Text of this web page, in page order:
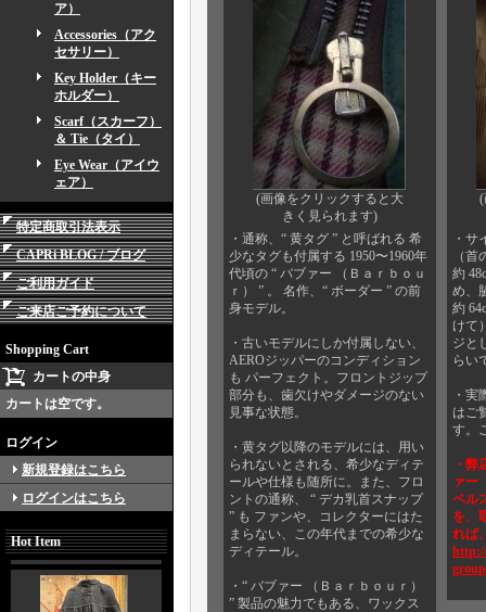
ア）
Accessories（アク
セサリー）
Key Holder（キー
ホルダー）
Scarf（スカーフ）
＆ Tie（タイ）
Eye Wear（アイウ
ェア）
特定商取引法表示
CAPRi BLOG / ブログ
ご利用ガイド
ご来店ご予約について
Shopping Cart
カートの中身
カートは空です。
ログイン
新規登録はこちら
ログインはこちら
Hot Item
(画像をクリックすると大
きく見られます)
・通称、“ 黄タグ ” と呼ばれる 希
少なタグも付属する 1950〜1960年
代頃の “ バブァー （Ｂａｒｂｏｕ
ｒ） ” 。 名作、“ ボーダー ” の前
身モデル。
・古いモデルにしか付属しない、
AEROジッパーのコンディション
も パーフェクト。フロントジップ
部分も、歯欠けやダメージのない
見事な状態。
・黄タグ以降のモデルには、用い
られないとされる、希少なディテ
ールや仕様も随所に。また、フロ
ントの通称、 “ デカ乳首スナップ
” も ファンや、コレクターにはた
まらない、この年代までの希少な
ディテール。
・“ バブァー （Ｂａｒｂｏｕｒ）
” 製品の魅力でもある、ワックス
(
・サ
（
約
め、
約
けて
ジと
らい
・実
はご
す。
・弊
ァー
ベル
を、
れば